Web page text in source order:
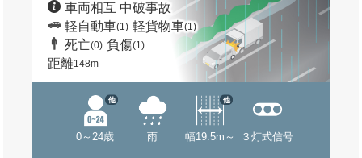
車両相互 中破事故
軽自動車(1) 軽貨物車(1)
死亡(0) 負傷(1)
距離148m
0～24歳
他
雨 幅19.5m～
他
３灯式信号